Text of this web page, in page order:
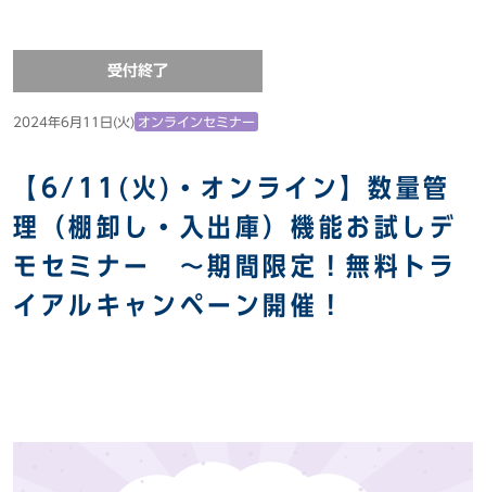
受付終了
2024年6月11日(火) オンラインセミナー
【6/11(火)・オンライン】数量管
理（棚卸し・入出庫）機能お試しデ
モセミナー ～期間限定！無料トラ
イアルキャンペーン開催！